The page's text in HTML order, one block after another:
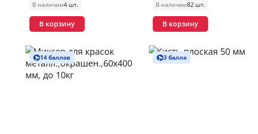
В наличии4 шт.
В корзину
В наличии82 шт.
В корзину
14 баллов 3 балла